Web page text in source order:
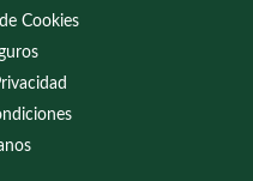
Cookies